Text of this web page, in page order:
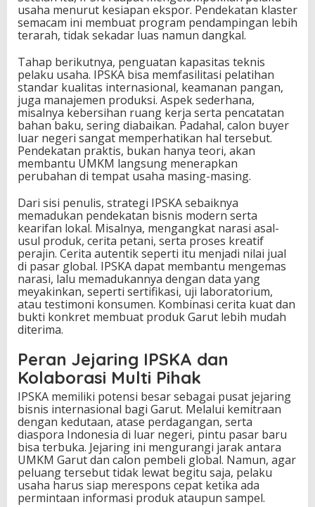
usaha menurut kesiapan ekspor. Pendekatan klaster
semacam ini membuat program pendampingan lebih
terarah, tidak sekadar luas namun dangkal.
Tahap berikutnya, penguatan kapasitas teknis
pelaku usaha. IPSKA bisa memfasilitasi pelatihan
standar kualitas internasional, keamanan pangan,
juga manajemen produksi. Aspek sederhana,
misalnya kebersihan ruang kerja serta pencatatan
bahan baku, sering diabaikan. Padahal, calon buyer
luar negeri sangat memperhatikan hal tersebut.
Pendekatan praktis, bukan hanya teori, akan
membantu UMKM langsung menerapkan
perubahan di tempat usaha masing-masing.
Dari sisi penulis, strategi IPSKA sebaiknya
memadukan pendekatan bisnis modern serta
kearifan lokal. Misalnya, mengangkat narasi asal-
usul produk, cerita petani, serta proses kreatif
perajin. Cerita autentik seperti itu menjadi nilai jual
di pasar global. IPSKA dapat membantu mengemas
narasi, lalu memadukannya dengan data yang
meyakinkan, seperti sertifikasi, uji laboratorium,
atau testimoni konsumen. Kombinasi cerita kuat dan
bukti konkret membuat produk Garut lebih mudah
diterima.
Peran Jejaring IPSKA dan
Kolaborasi Multi Pihak
IPSKA memiliki potensi besar sebagai pusat jejaring
bisnis internasional bagi Garut. Melalui kemitraan
dengan kedutaan, atase perdagangan, serta
diaspora Indonesia di luar negeri, pintu pasar baru
bisa terbuka. Jejaring ini mengurangi jarak antara
UMKM Garut dan calon pembeli global. Namun, agar
peluang tersebut tidak lewat begitu saja, pelaku
usaha harus siap merespons cepat ketika ada
permintaan informasi produk ataupun sampel.